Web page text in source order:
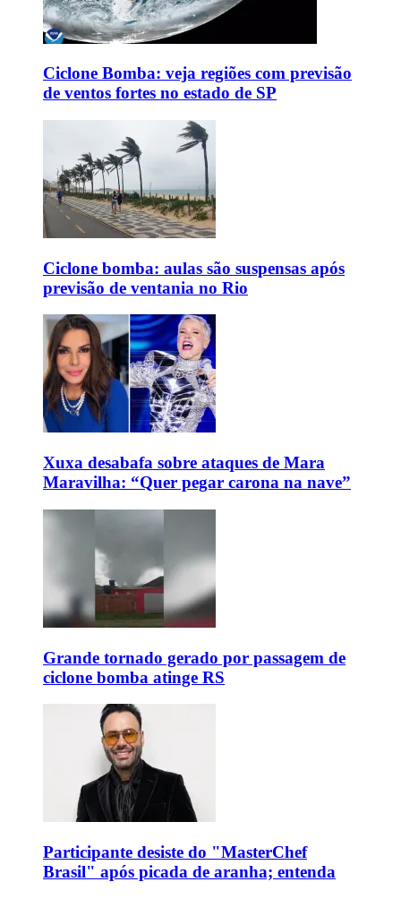
Ciclone Bomba: veja regiões com previsão
de ventos fortes no estado de SP
Ciclone bomba: aulas são suspensas após
previsão de ventania no Rio
Xuxa desabafa sobre ataques de Mara
Maravilha: “Quer pegar carona na nave”
Grande tornado gerado por passagem de
ciclone bomba atinge RS
Participante desiste do "MasterChef
Brasil" após picada de aranha; entenda